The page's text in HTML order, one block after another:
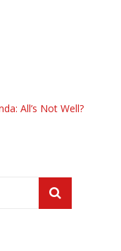
All’s Not Well?